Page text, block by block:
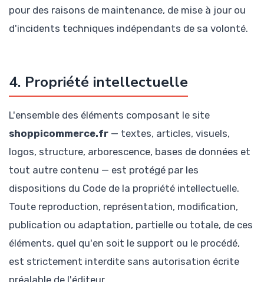
pour des raisons de maintenance, de mise à jour ou
d'incidents techniques indépendants de sa volonté.
4. Propriété intellectuelle
L'ensemble des éléments composant le site
shoppicommerce.fr — textes, articles, visuels,
logos, structure, arborescence, bases de données et
tout autre contenu — est protégé par les
dispositions du Code de la propriété intellectuelle.
Toute reproduction, représentation, modification,
publication ou adaptation, partielle ou totale, de ces
éléments, quel qu'en soit le support ou le procédé,
est strictement interdite sans autorisation écrite
préalable de l'éditeur.